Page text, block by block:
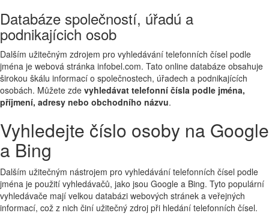
Databáze společností, úřadú a
podnikajícich osob
Dalším užitečným zdrojem pro vyhledávání telefonních čísel podle
jména je webová stránka infobel.com. Tato online databáze obsahuje
širokou škálu informací o společnostech, úřadech a podnikajících
osobách. Můžete zde vyhledávat telefonní čísla podle jména,
příjmení, adresy nebo obchodního názvu.
Vyhledejte číslo osoby na Google
a Bing
Dalším užitečným nástrojem pro vyhledávání telefonních čísel podle
jména je použití vyhledávačů, jako jsou Google a Bing. Tyto populární
vyhledávače mají velkou databázi webových stránek a veřejných
informací, což z nich činí užitečný zdroj při hledání telefonních čísel.